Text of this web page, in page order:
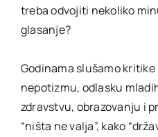
treba odvojiti nekoliko
glasanje?
Godinama slušamo
nepotizmu, odlasku
zdravstvu, obrazovanju i
“ništa ne valja”, kako